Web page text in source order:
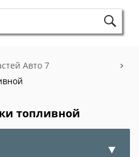
Авто 7
топливной